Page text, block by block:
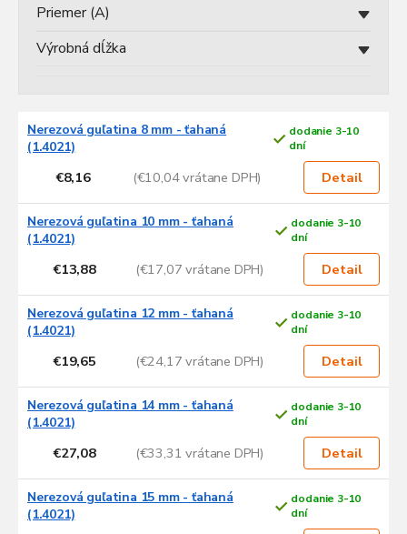
Priemer (A)
Výrobná dĺžka
V
p
s
p
u
v
Nerezová guľatina 8 mm - ťahaná
(1.4021)
dodanie 3-10
dní
€8,16 (€10,04 vrátane DPH) Detail
Nerezová guľatina 10 mm - ťahaná
(1.4021)
dodanie 3-10
dní
€13,88 (€17,07 vrátane DPH) Detail
Nerezová guľatina 12 mm - ťahaná
(1.4021)
dodanie 3-10
dní
€19,65 (€24,17 vrátane DPH) Detail
Nerezová guľatina 14 mm - ťahaná
(1.4021)
dodanie 3-10
dní
€27,08 (€33,31 vrátane DPH) Detail
Nerezová guľatina 15 mm - ťahaná
(1.4021)
dodanie 3-10
dní